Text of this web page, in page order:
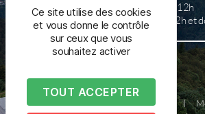
Lundi, mercredi et samedi de 8h à 12h
Mardi, jeudi et vendredi de 8h à 12h et
Nous contacter
Ce site utilise des cookies
et vous donne le contrôle
sur ceux que vous
souhaitez activer
TOUT ACCEPTER